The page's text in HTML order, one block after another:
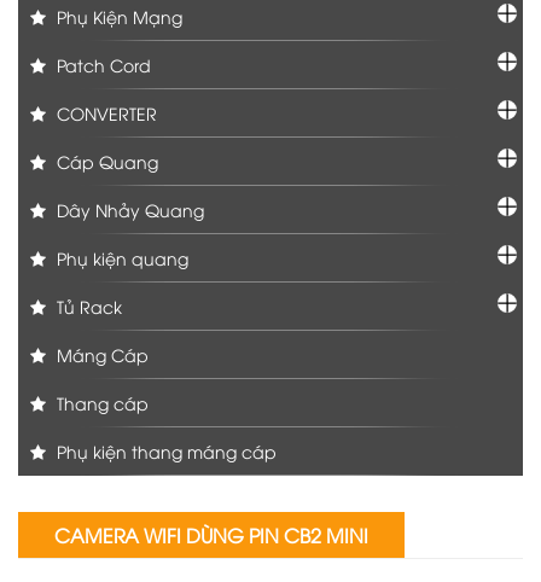
Phụ Kiện Mạng
Patch Cord
CONVERTER
Cáp Quang
Dây Nhảy Quang
Phụ kiện quang
Tủ Rack
Máng Cáp
Thang cáp
Phụ kiện thang máng cáp
CAMERA WIFI DÙNG PIN CB2 MINI